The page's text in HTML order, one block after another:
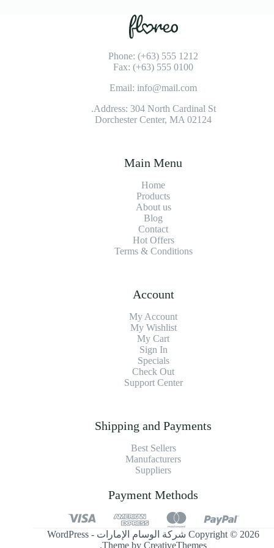
Phone: (+63) 555 1212
Fax: (+63) 555 0100
Email: info@mail.com
Address: 304 North Cardinal St.
Dorchester Center, MA 02124
Main Menu
Home
Products
About us
Blog
Contact
Hot Offers
Terms & Conditions
Account
My Account
My Wishlist
My Cart
Sign In
Specials
Check Out
Support Center
Shipping and Payments
Best Sellers
Manufacturers
Suppliers
Payment Methods
Copyright © 2026 شركة الوسام الإمارات - WordPress
Theme byCreativeThemes
.